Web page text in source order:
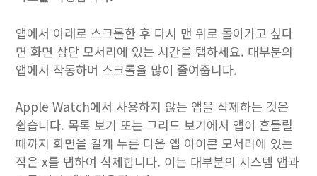
앱에서 아래로 스크롤한 후 다시 맨 위로 돌아가고 싶다
면 화면 상단 모서리에 있는 시간을 탭하세요. 대부분의
앱에서 작동하며 스크롤을 많이 줄여줍니다.
Apple Watch에서 사용하지 않는 앱을 ​​삭제하는 것은
쉽습니다. 목록 보기 또는 그리드 보기에서 앱이 흔들릴
때까지 화면을 길게 누른 다음 앱 아이콘 모서리에 있는
작은 x를 탭하여 삭제합니다. 이는 대부분의 시스템 앱과